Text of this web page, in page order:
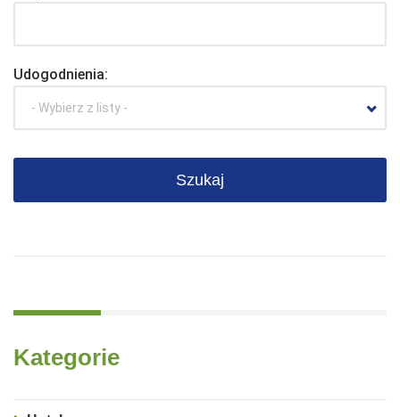
Udogodnienia:
- Wybierz z listy -
Kategorie